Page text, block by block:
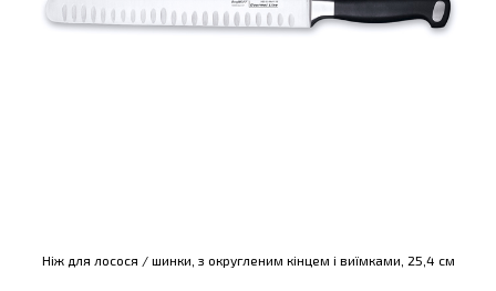
Ніж для лосося / шинки, з округленим кінцем і виїмками, 25,4 см